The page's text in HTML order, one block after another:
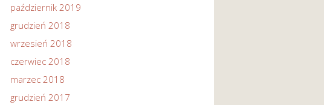
październik 2019
grudzień 2018
wrzesień 2018
czerwiec 2018
marzec 2018
grudzień 2017